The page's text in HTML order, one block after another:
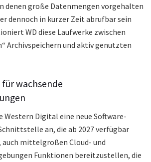
denen große Datenmengen vorgehalten
dennoch in kurzer Zeit abrufbar sein
WD diese Laufwerke zwischen
Archivspeichern und aktiv genutzten
wachsende
Western Digital eine neue Software-
an, die ab 2027 verfügbar
auch mittelgroßen Cloud- und
Funktionen bereitzustellen, die